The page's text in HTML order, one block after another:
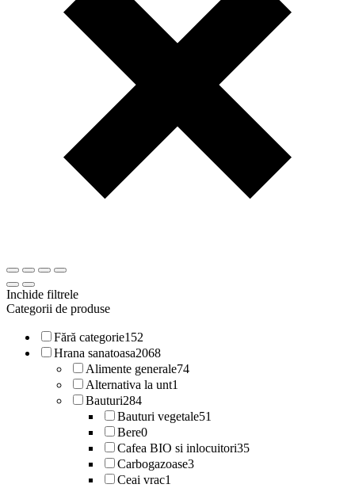
Inchide filtrele
Categorii de produse
Fără categorie152
Hrana sanatoasa2068
Alimente generale74
Alternativa la unt1
Bauturi284
Bauturi vegetale51
Bere0
Cafea BIO si inlocuitori35
Carbogazoase3
Ceai vrac1